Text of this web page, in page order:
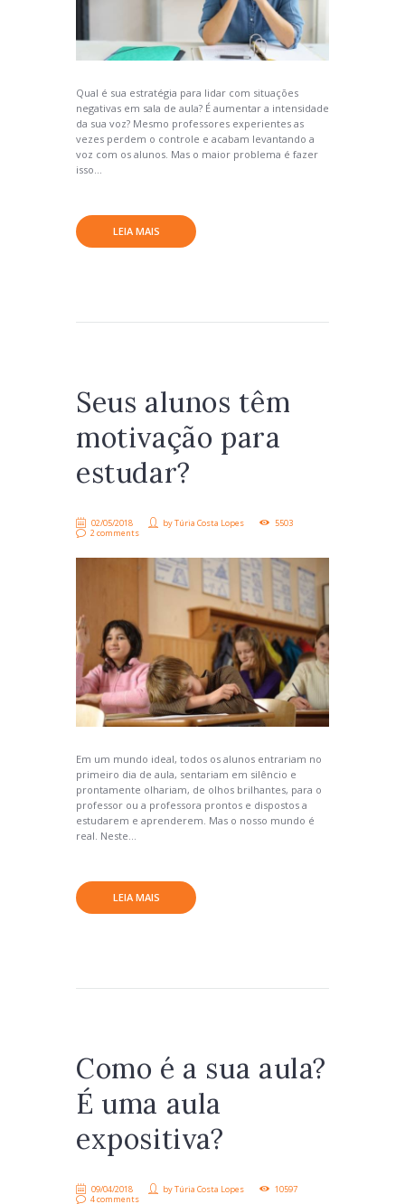
Qual é sua estratégia para lidar com situações
negativas em sala de aula? É aumentar a intensidade
da sua voz? Mesmo professores experientes as
vezes perdem o controle e acabam levantando a
voz com os alunos. Mas o maior problema é fazer
isso...
LEIA MAIS
Seus alunos têm
motivação para
estudar?
02/05/2018 byTúria Costa Lopes
5503
2 comments
Em um mundo ideal, todos os alunos entrariam no
primeiro dia de aula, sentariam em silêncio e
prontamente olhariam, de olhos brilhantes, para o
professor ou a professora prontos e dispostos a
estudarem e aprenderem. Mas o nosso mundo é
real. Neste...
LEIA MAIS
Como é a sua aula?
É uma aula
expositiva?
09/04/2018 byTúria Costa Lopes
10597
4 comments